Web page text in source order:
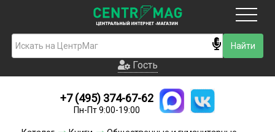
Гость
Новинки
Условия доставки
Гость
+7 (495) 374-67-62
Пн-Пт 9:00-19:00